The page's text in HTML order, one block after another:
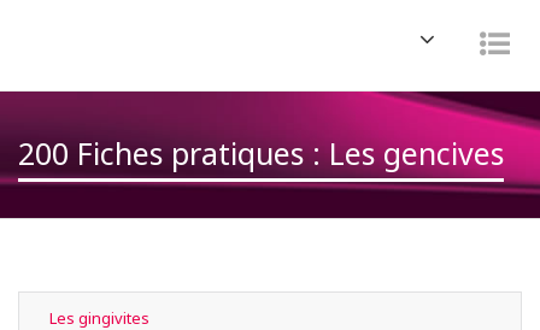
Navigation
200 Fiches pratiques : Les gencives
Les gingivites